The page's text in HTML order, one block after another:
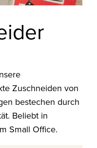
Zuschneiden von
bestechen durch
Beliebt in
Small Office.